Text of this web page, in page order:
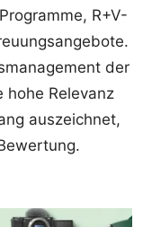
R+V-
der
hohe Relevanz
auszeichnet,